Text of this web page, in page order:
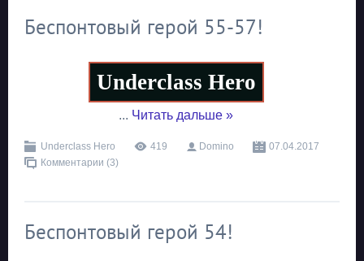
Беспонтовый герой 55-57!
Underclass Hero
... Читать дальше »
Underclass Hero 419 Domino
07.04.2017
Комментарии (3)
Беспонтовый герой 54!